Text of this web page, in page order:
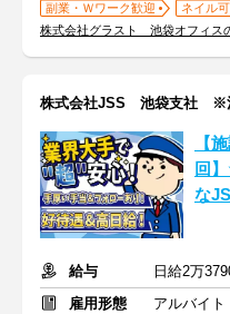
副業・Ｗワーク歓迎
ネイル可
株式会社グラスト 池袋オフィス
株式会社JSS 池袋支社 ※
【
回
な
給与
雇用形態
アルバイト